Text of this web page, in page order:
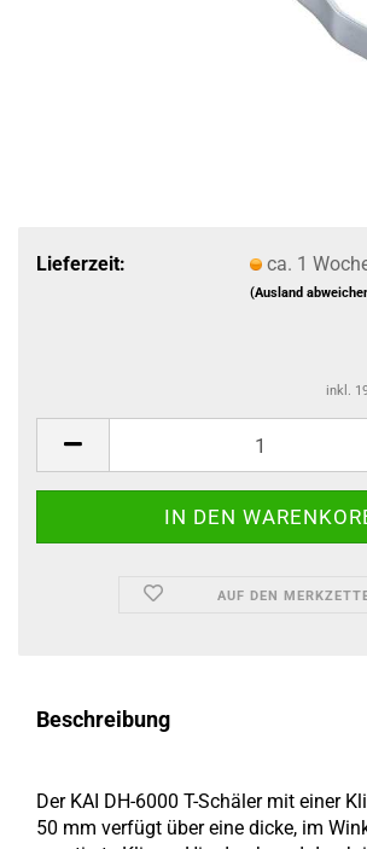
Lieferzeit: ca. 1
(Ausland
inkl.
AUF DEN
Beschreibung
Der KAI DH-6000 T-Schäler mit einer
50 mm verfügt über eine dicke, im